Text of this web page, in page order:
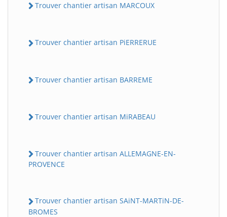
Trouver chantier artisan MARCOUX
Trouver chantier artisan PiERRERUE
Trouver chantier artisan BARREME
Trouver chantier artisan MiRABEAU
Trouver chantier artisan ALLEMAGNE-EN-
PROVENCE
Trouver chantier artisan SAiNT-MARTiN-DE-
BROMES